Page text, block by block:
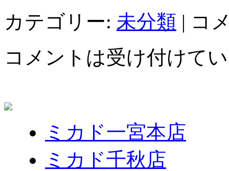
カテゴリー: 未分類 | コ
コメントは受け付けて
ミカド一宮本店
ミカド千秋店